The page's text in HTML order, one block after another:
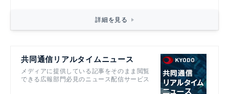
詳細を見る
共同通信リアルタイムニュース
メディアに提供している記事をそのまま閲覧
できる広報部門必見のニュース配信サービス